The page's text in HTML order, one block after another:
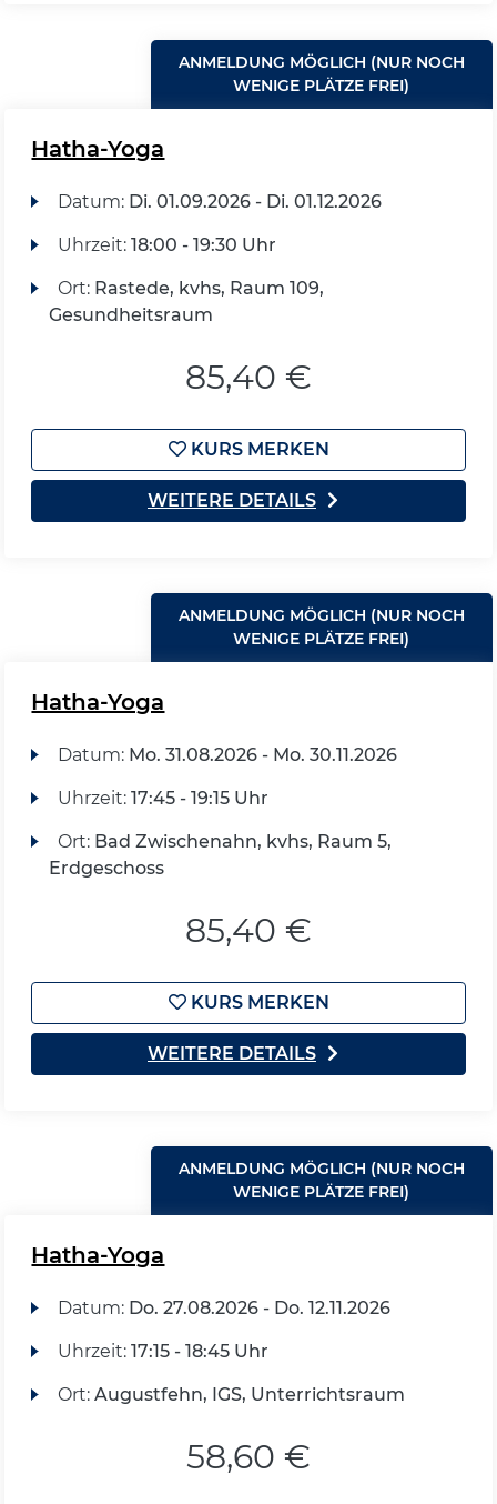
ANMELDUNG MÖGLICH (NUR NOCH
WENIGE PLÄTZE FREI)
Hatha-Yoga
Datum: Di. 01.09.2026 - Di. 01.12.2026
Uhrzeit: 18:00 - 19:30 Uhr
Ort: Rastede, kvhs, Raum 109,
Gesundheitsraum
85,40 €
KURS MERKEN
WEITERE DETAILS
ANMELDUNG MÖGLICH (NUR NOCH
WENIGE PLÄTZE FREI)
Hatha-Yoga
Datum: Mo. 31.08.2026 - Mo. 30.11.2026
Uhrzeit: 17:45 - 19:15 Uhr
Ort: Bad Zwischenahn, kvhs, Raum 5,
Erdgeschoss
85,40 €
KURS MERKEN
WEITERE DETAILS
ANMELDUNG MÖGLICH (NUR NOCH
WENIGE PLÄTZE FREI)
Hatha-Yoga
Datum: Do. 27.08.2026 - Do. 12.11.2026
Uhrzeit: 17:15 - 18:45 Uhr
Ort: Augustfehn, IGS, Unterrichtsraum
58,60 €